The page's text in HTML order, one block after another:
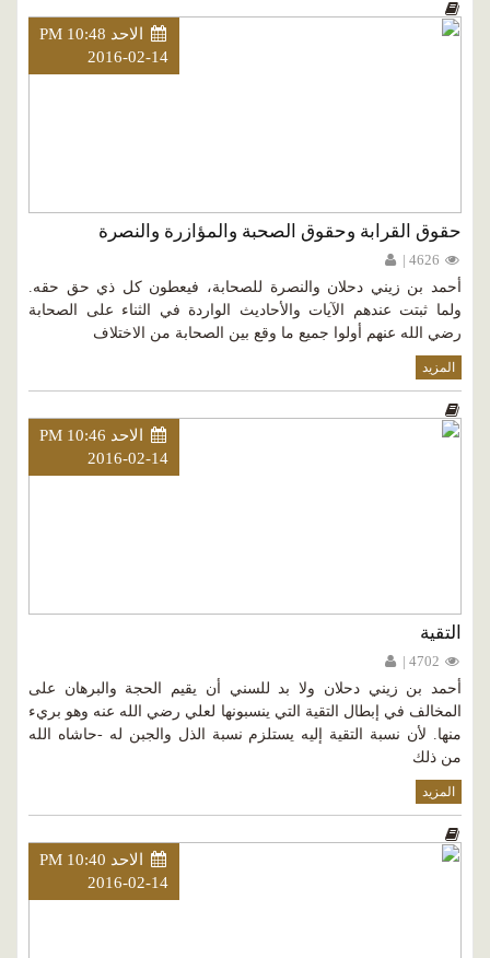
الاحد PM 10:48
2016-02-14
حقوق القرابة وحقوق الصحبة والمؤازرة والنصرة
أحمد بن زيني دحلان والنصرة للصحابة، فيعطون كل ذي حق حقه.
ولما ثبتت عندهم الآيات والأحاديث الواردة في الثناء على الصحابة
رضي الله عنهم أولوا جميع ما وقع بين الصحابة من الاختلاف
المزيد
الاحد PM 10:46
2016-02-14
التقية
أحمد بن زيني دحلان ولا بد للسني أن يقيم الحجة والبرهان على
المخالف في إبطال التقية التي ينسبونها لعلي رضي الله عنه وهو بريء
منها. لأن نسبة التقية إليه يستلزم نسبة الذل والجبن له -حاشاه الله
من ذلك
المزيد
الاحد PM 10:40
2016-02-14